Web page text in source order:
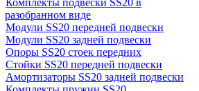
Комплекты подвески SS20 в
разобранном виде
Модули SS20 передней подвески
Модули SS20 задней подвески
Опоры SS20 стоек передних
Стойки SS20 передней подвески
Амортизаторы SS20 задней подвески